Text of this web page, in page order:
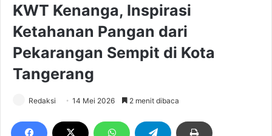
KWT Kenanga, Inspirasi
Ketahanan Pangan dari
Pekarangan Sempit di Kota
Tangerang
Redaksi 14 Mei 2026 2 menit dibaca